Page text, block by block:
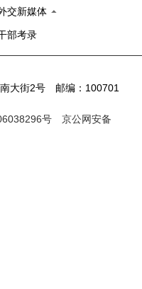
交新媒体
部考录
大街2号 邮编：100701
号
京公网安备